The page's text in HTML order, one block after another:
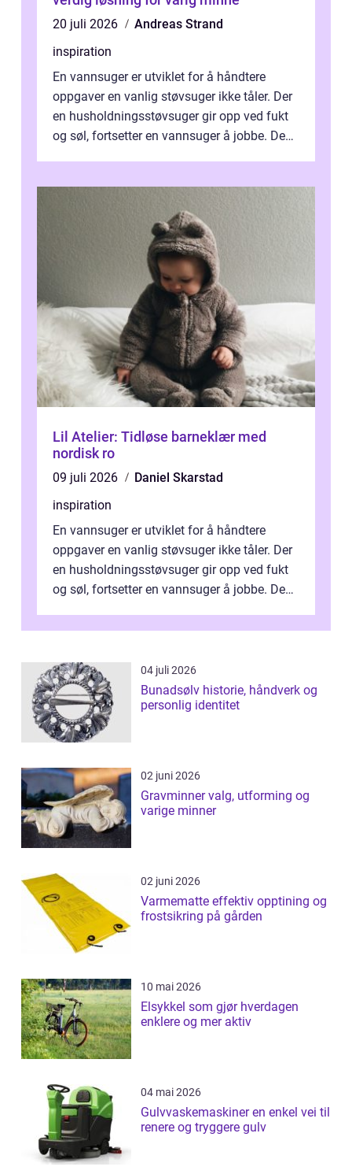
20 juli 2026
Andreas Strand
inspiration
En vannsuger er utviklet for å håndtere
oppgaver en vanlig støvsuger ikke tåler. Der
en husholdningsstøvsuger gir opp ved fukt
og søl, fortsetter en vannsuger å jobbe. Den
Lil Atelier: Tidløse barneklær med
nordisk ro
09 juli 2026
Daniel Skarstad
inspiration
En vannsuger er utviklet for å håndtere
oppgaver en vanlig støvsuger ikke tåler. Der
en husholdningsstøvsuger gir opp ved fukt
og søl, fortsetter en vannsuger å jobbe. Den
04 juli 2026
Bunadsølv historie, håndverk og
personlig identitet
02 juni 2026
Gravminner valg, utforming og
varige minner
02 juni 2026
Varmematte effektiv opptining og
frostsikring på gården
10 mai 2026
Elsykkel som gjør hverdagen
enklere og mer aktiv
04 mai 2026
Gulvvaskemaskiner en enkel vei til
renere og tryggere gulv